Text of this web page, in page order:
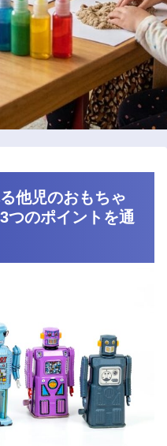
他児のおもちゃ
つのポイントを通